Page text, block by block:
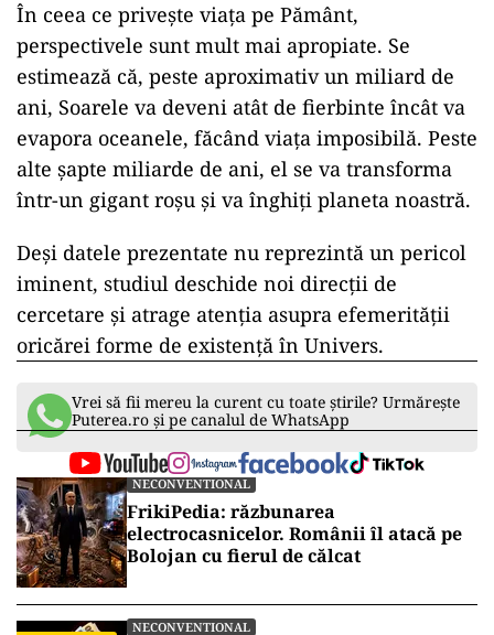
În ceea ce privește viața pe Pământ,
perspectivele sunt mult mai apropiate. Se
estimează că, peste aproximativ un miliard de
ani, Soarele va deveni atât de fierbinte încât va
evapora oceanele, făcând viața imposibilă. Peste
alte șapte miliarde de ani, el se va transforma
într-un gigant roșu și va înghiți planeta noastră.
Deși datele prezentate nu reprezintă un pericol
iminent, studiul deschide noi direcții de
cercetare și atrage atenția asupra efemerității
oricărei forme de existență în Univers.
Vrei să fii mereu la curent cu toate știrile? Urmărește
Puterea.ro și pe canalul de WhatsApp
NECONVENTIONAL
FrikiPedia: răzbunarea
electrocasnicelor. Românii îl atacă pe
Bolojan cu fierul de călcat
NECONVENTIONAL